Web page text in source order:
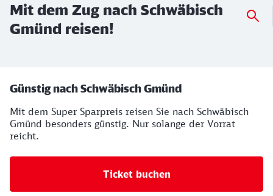
Mit dem Zug nach Schwäbisch
Gmünd reisen!
Ihre Buchungsmöglichkeiten
Günstig nach Schwäbisch Gmünd
Mit dem Super Sparpreis reisen Sie nach Schwäbisch
Gmünd besonders günstig. Nur solange der Vorrat
reicht.
Ticket buchen